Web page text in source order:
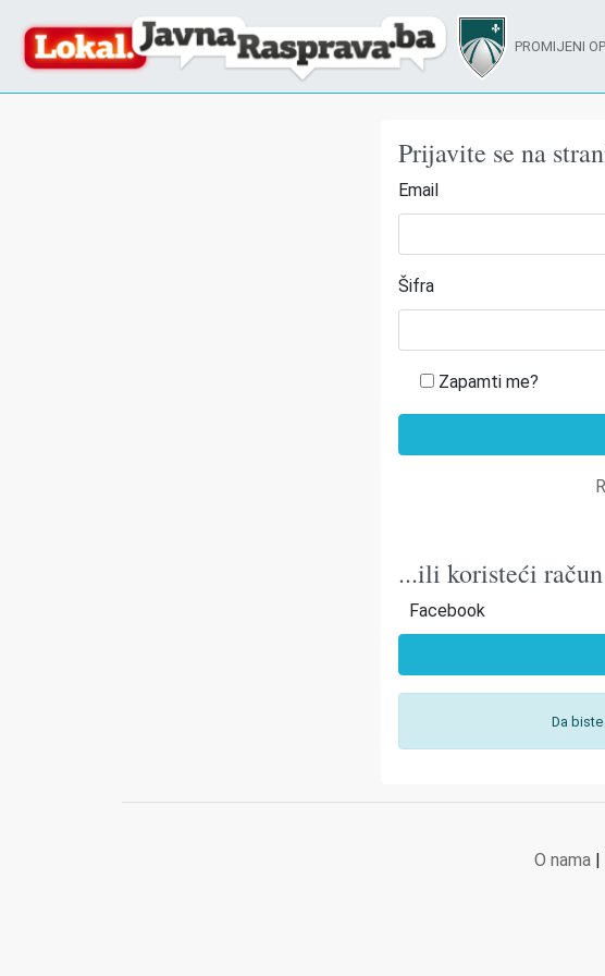
PROMIJENI
Prijavite se na
Email
Šifra
Zapamti me?
...ili koristeći
Facebook
Da
O nama |